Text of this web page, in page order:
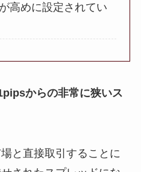
高めに設定されてい
からの非常に狭いス
と直接取引することに